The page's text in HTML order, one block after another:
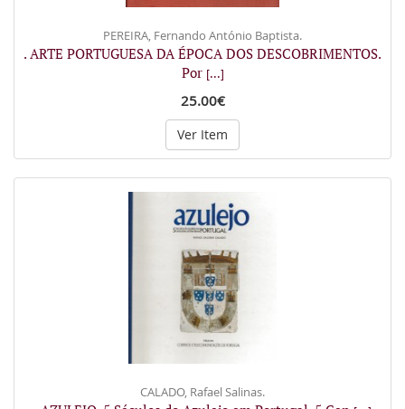
PEREIRA, Fernando António Baptista.
. ARTE PORTUGUESA DA ÉPOCA DOS DESCOBRIMENTOS.
Por [...]
25.00€
Ver Item
CALADO, Rafael Salinas.